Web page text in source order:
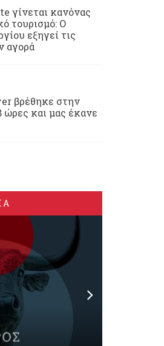
γίνεται κανόνας
τουρισμό: Ο
εξηγεί τις
αγορά
βρέθηκε στην
ώρες και μας έκανε